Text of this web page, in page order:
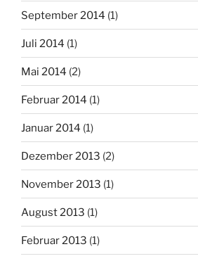
September 2014 (1)
Juli 2014 (1)
Mai 2014 (2)
Februar 2014 (1)
Januar 2014 (1)
Dezember 2013 (2)
November 2013 (1)
August 2013 (1)
Februar 2013 (1)